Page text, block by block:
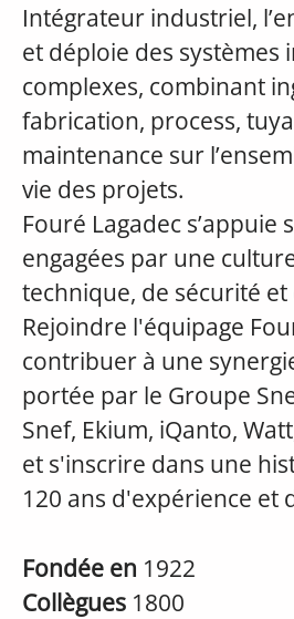
Intégrateur industriel,
et déploie des systèmes
complexes, combinant
fabrication, process,
maintenance sur
vie des projets.
Fouré Lagadec s’appuie
engagées par une
technique, de sécurité
Rejoindre l'équipage
contribuer à une
portée par le Groupe
Snef, Ekium, iQanto,
et s'inscrire dans une
120 ans d'expérience et
Fondée en 1922
Collègues 1800